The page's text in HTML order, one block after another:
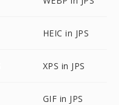
HEIC in JPS
XPS in JPS
GIF in JPS